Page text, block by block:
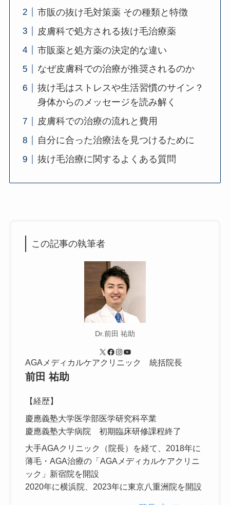
市販の抜け毛対策薬 その種類と特徴
皮膚科で処方される抜け毛治療薬
市販薬と処方薬の決定的な違い
なぜ皮膚科での治療が推奨されるのか
抜け毛はストレスや生活習慣のサイン？
身体からのメッセージを読み解く
皮膚科での治療の流れと費用
自分に合った治療法を見つけるために
抜け毛治療に関するよくある質問
この記事の執筆者
Dr.前田 祐助
X Facebook Instagram YouTube
AGAメディカルケアクリニック 統括院長
前田 祐助
【経歴】
慶應義塾大学医学部医学研究科卒業
慶應義塾大学病院 初期臨床研修課程終了
大手AGAクリニック（院長）を経て、2018年に
薄毛・AGA治療の「AGAメディカルケアクリニ
ック」新宿院を開設
2020年に横浜院、2023年に東京八重洲院を開設